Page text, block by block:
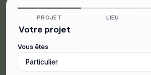
PROJET LIEU
Votre projet
Vous êtes